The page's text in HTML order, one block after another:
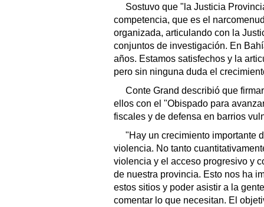
Sostuvo que "la Justicia
competencia, que es el
organizada, articulando con la
conjuntos de investigación. En
años. Estamos satisfechos y la
pero sin ninguna duda el
Conte Grand describió que
ellos con el "Obispado para
fiscales y de defensa en barrios
"Hay un crecimiento importante
violencia. No tanto
violencia y el acceso progresivo y
de nuestra provincia. Esto nos ha
estos sitios y poder asistir a la
comentar lo que necesitan. El